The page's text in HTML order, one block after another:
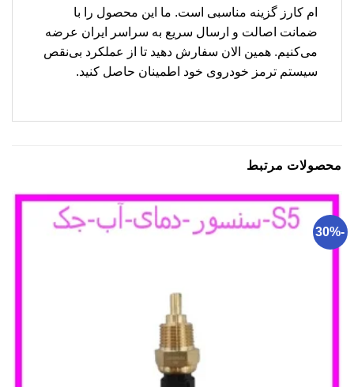
ام کارز گزینه مناسبی است. ما این محصول را با
ضمانت اصالت و ارسال سریع به سراسر ایران عرضه
می‌کنیم. همین الان سفارش دهید تا از عملکرد بی‌نقص
سیستم ترمز خودروی خود اطمینان حاصل کنید.
محصولات مرتبط
-30%